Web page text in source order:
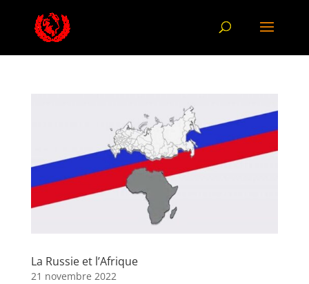
La Russie et l’Afrique
21 novembre 2022